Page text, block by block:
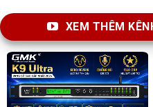
XEM THÊM